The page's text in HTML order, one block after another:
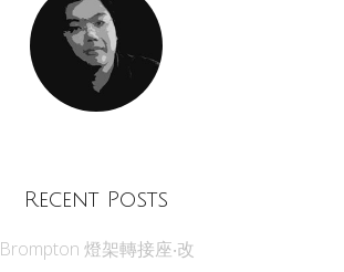
Recent Posts
Brompton 燈架轉接座‧改